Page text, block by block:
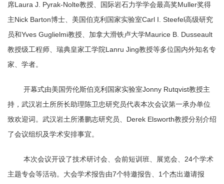
席Laura J. Pyrak-Nolte教授、国际岩石力学学会最高奖Muller奖得
主Nick Barton博士、美国伯克利国家实验室Carl I. Steefel高级研究
员和Yves Guglielmi教授、加拿大滑铁卢大学Maurice B. Dusseault
教授级工程师、瑞典皇家工学院Lanru Jing教授等多位国内外知名专
家、学者。
开幕式由美国劳伦斯伯克利国家实验室Jonny Rutqvist教授主
持，武汉岩土所所长助理陈卫忠研究员代表本次会议第一承办单位
致欢迎词。武汉岩土所潘鹏志研究员、 Derek Elsworth教授分别介绍
了会议组织及学术安排事宜。
本次会议开设了技术研讨会、会前短训班、展览会、 24个学术
主题专会等活动。大会学术报告由7个特邀报告、 1个杰出邀请报